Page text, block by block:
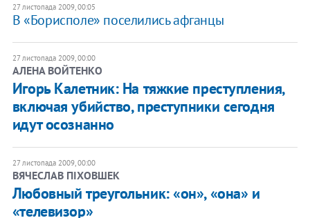
27 листопада 2009, 00:05
В «Борисполе» поселились афганцы
27 листопада 2009, 00:00
АЛЕНА ВОЙТЕНКО
Игорь Калетник: На тяжкие преступления,
включая убийство, преступники сегодня
идут осознанно
27 листопада 2009, 00:00
ВЯЧЕСЛАВ ПІХОВШЕК
Любовный треугольник: «он», «она» и
«телевизор»